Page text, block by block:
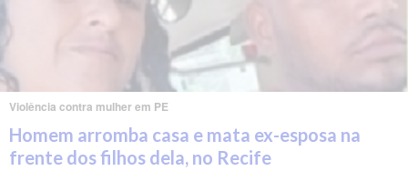
Violência contra mulher em PE
Homem arromba casa e mata ex-esposa na
frente dos filhos dela, no Recife